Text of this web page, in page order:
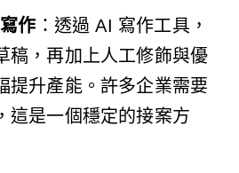
作 ：透過 AI 寫作工具，
稿，再加上人工修飾與優
提升產能。許多企業需要
這是一個穩定的接案方